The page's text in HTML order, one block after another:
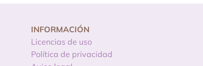
INFORMACIÓN
Licencias de uso
Política de privacidad